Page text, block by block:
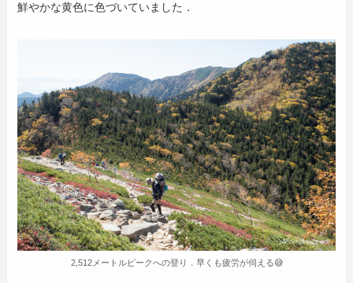
鮮やかな黄色に色づいていました．
2,512メートルピークへの登り．早くも疲労が伺える😅